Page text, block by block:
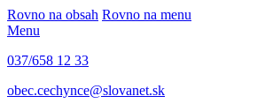
Rovno na obsah Rovno na menu
Menu
037/658 12 33
obec.cechynce@slovanet.sk